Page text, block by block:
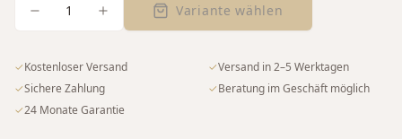
1 Variante wählen
✓Kostenloser Versand ✓Versand in 2–5 Werktagen
✓Sichere Zahlung ✓Beratung im Geschäft möglich
✓24 Monate Garantie